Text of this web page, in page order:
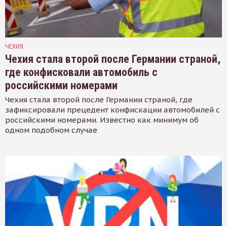
ЧЕХИЯ
Чехия стала второй после Германии страной,
где конфисковали автомобиль с
российскими номерами
Чехия стала второй после Германии страной, где
зафиксировали прецедент конфискации автомобилей с
российскими номерами. Известно как минимум об
одном подобном случае